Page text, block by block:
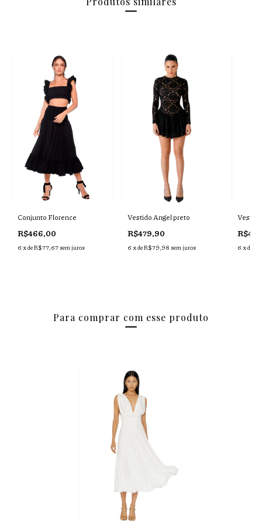
Conjunto Florence
R$466,00
6 x deR$77,67 sem juros
Vestido Angel preto
R$479,90
6 x deR$79,98 sem juros 6 x de
Para comprar com esse produto